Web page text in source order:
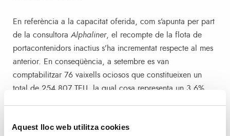
Aquest lloc web utilitza cookies
En referència a la capacitat oferida, com s’apunta per part
de la consultoraAlphaliner, el recompte de la flota de
portacontenidors inactius s’ha incrementat respecte al mes
anterior. En conseqüència, a setembre es van
comptabilitzar 76 vaixells ociosos que constitueixen un
total de 254.807 TEU, la qual cosa representa un 3,6%
Un altre fet a destacar, per l’impacte que té en els nivells